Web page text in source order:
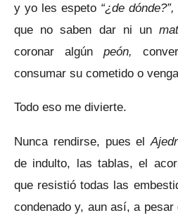
y yo les espeto “¿de dónde?”,
que no saben dar ni un
coronar algún peón,
consumar su cometido o
Todo eso me divierte.
Nunca rendirse, pues el
de indulto, las tablas, el
que resistió todas las
condenado y, aun así, a